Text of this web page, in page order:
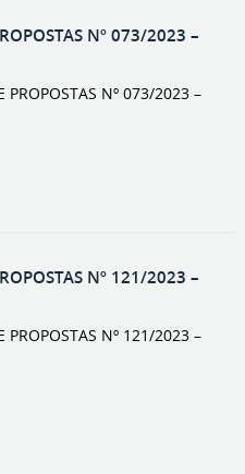
Nº 073/2023 –
PROPOSTAS Nº 073/2023 –
Nº 121/2023 –
PROPOSTAS Nº 121/2023 –